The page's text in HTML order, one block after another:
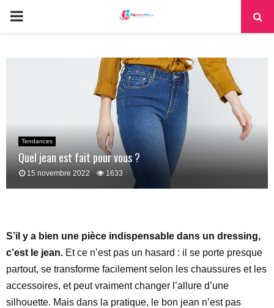
PRIMARY
Tendances
Quel jean est fait pour vous ?
15 novembre 2022 1633
S’il y a bien une pièce indispensable dans un dressing,
c’est le jean. Et ce n’est pas un hasard : il se porte presque
partout, se transforme facilement selon les chaussures et les
accessoires, et peut vraiment changer l’allure d’une
silhouette. Mais dans la pratique, le bon jean n’est pas